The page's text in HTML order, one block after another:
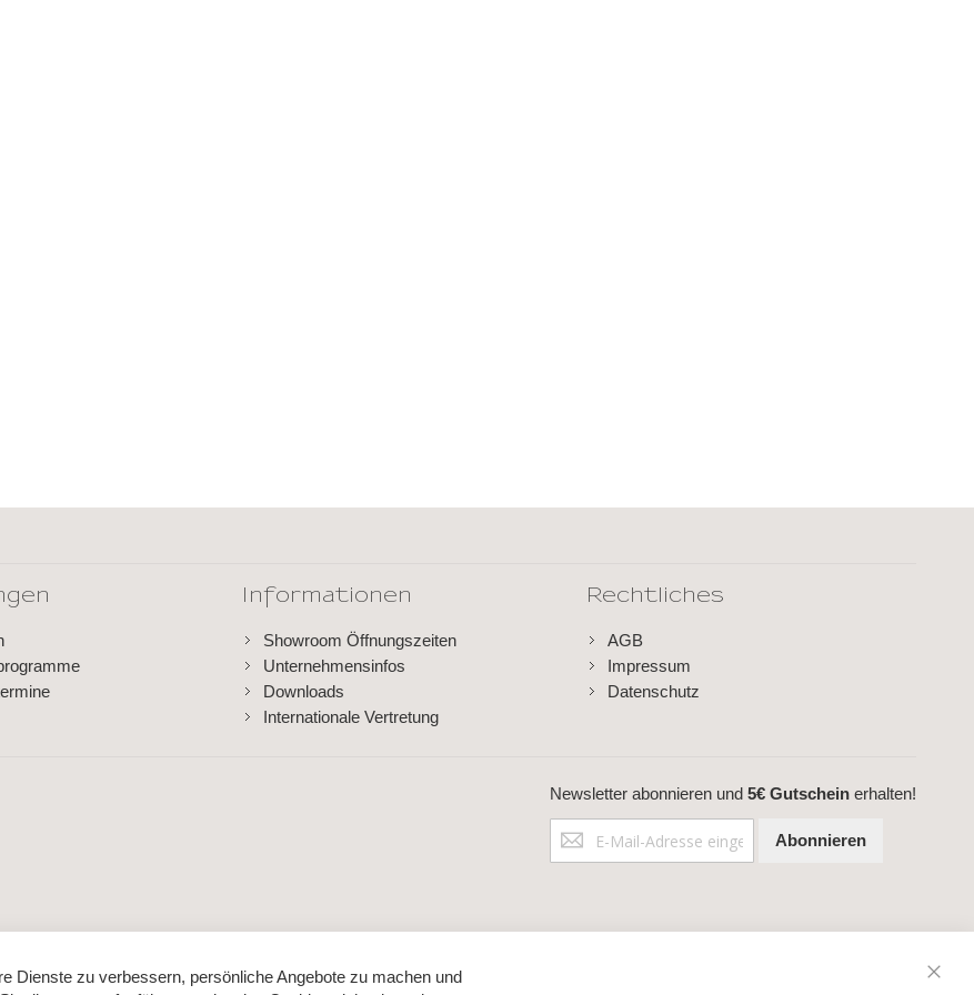
Informationen
Showroom Öffnungszeiten
Unternehmensinfos
Downloads
Internationale Vertretung
Rechtliches
AGB
Impressum
Datenschutz
Newsletter abonnieren und5€ Gutschein erhalten!
Anmeldung
zum
Abonnieren
Dienste zu verbessern, persönliche Angebote zu machen und